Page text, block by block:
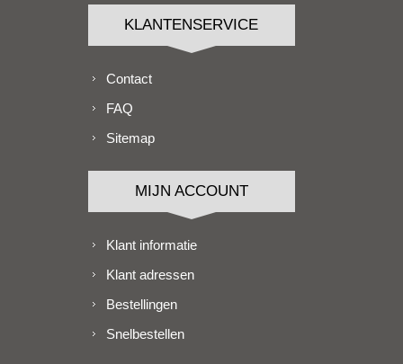
KLANTENSERVICE
Contact
FAQ
Sitemap
MIJN ACCOUNT
Klant informatie
Klant adressen
Bestellingen
Snelbestellen